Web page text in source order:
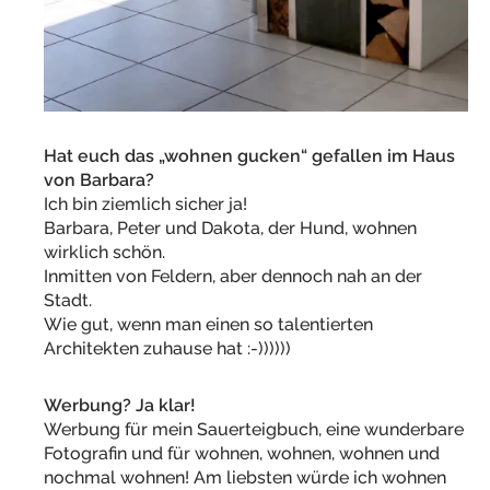
Hat euch das „wohnen gucken“ gefallen im Haus
von Barbara?
Ich bin ziemlich sicher ja!
Barbara, Peter und Dakota, der Hund, wohnen
wirklich schön.
Inmitten von Feldern, aber dennoch nah an der
Stadt.
Wie gut, wenn man einen so talentierten
Architekten zuhause hat :-))))))
Werbung? Ja klar!
Werbung für mein Sauerteigbuch, eine wunderbare
Fotografin und für wohnen, wohnen, wohnen und
nochmal wohnen! Am liebsten würde ich wohnen